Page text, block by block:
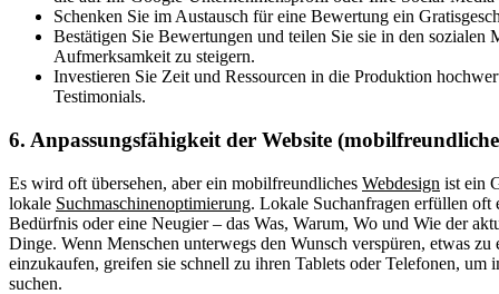
Schenken Sie im Austausch für eine Bewertung ein
Bestätigen Sie Bewertungen und teilen Sie sie in den sozialen
Aufmerksamkeit zu steigern.
Investieren Sie Zeit und Ressourcen in die Produktion
Testimonials.
6. Anpassungsfähigkeit der Website
Es wird oft übersehen, aber ein mobilfreundliches Webdesign ist ein
lokale Suchmaschinenoptimierung. Lokale Suchanfragen erfüllen oft
Bedürfnis oder eine Neugier – das Was, Warum, Wo und Wie der
Dinge. Wenn Menschen unterwegs den Wunsch verspüren, etwas zu
einzukaufen, greifen sie schnell zu ihren Tablets oder Telefonen, um
suchen.